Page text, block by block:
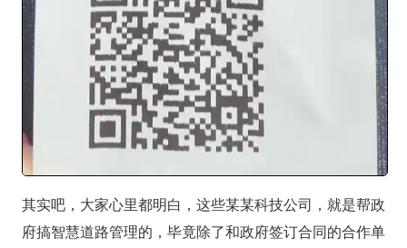
其实吧，大家心里都明白，这些某某科技公司，就是帮政
府搞智慧道路管理的，毕竟除了和政府签订合同的合作单